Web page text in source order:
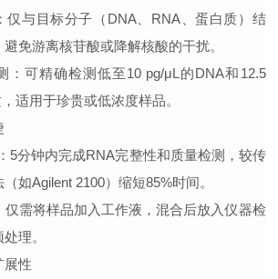
：仅与目标分子（DNA、RNA、蛋白质）结
免游离核苷酸或降解核酸的干扰。
：可精确检测低至10 pg/μL的DNA和12.5
适用于珍贵或低浓度样品。
：5分钟内完成RNA完整性和质量检测，较传
如Agilent 2100）缩短85%时间。
仅需将样品加入工作液，混合后放入仪器检
理。
展性